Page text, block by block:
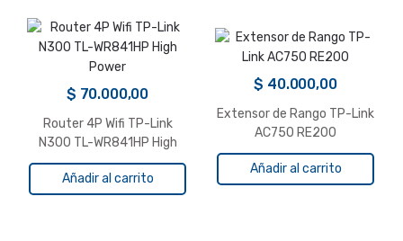
$ 70.000,00
Router 4P Wifi TP-Link
N300 TL-WR841HP High
Power
Añadir al carrito
$ 40.000,00
Extensor de Rango TP-Link
AC750 RE200
Añadir al carrito